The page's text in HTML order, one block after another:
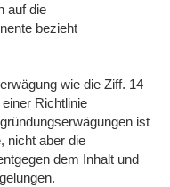
auf die
bezieht
wie die Ziff. 14
Richtlinie
ist
nicht aber die
dem Inhalt und